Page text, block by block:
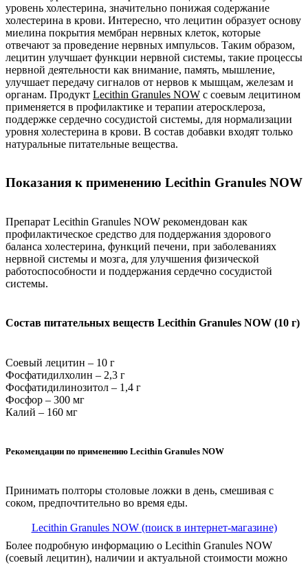
уровень холестерина, значительно понижая содержание
холестерина в крови. Интересно, что лецитин образует основу
миелина покрытия мембран нервных клеток, которые
отвечают за проведение нервных импульсов. Таким образом,
лецитин улучшает функции нервной системы, такие процессы
нервной деятельности как внимание, память, мышление,
улучшает передачу сигналов от нервов к мышцам, железам и
органам. Продукт Lecithin Granules NOW с соевым лецитином
применяется в профилактике и терапии атеросклероза,
поддержке сердечно сосудистой системы, для нормализации
уровня холестерина в крови. В состав добавки входят только
натуральные питательные вещества.
Показания к применению Lecithin Granules NOW
Препарат Lecithin Granules NOW рекомендован как
профилактическое средство для поддержания здорового
баланса холестерина, функций печени, при заболеваниях
нервной системы и мозга, для улучшения физической
работоспособности и поддержания сердечно сосудистой
системы.
Состав питательных веществ Lecithin Granules NOW (10 г)
Соевый лецитин – 10 г
Фосфатидилхолин – 2,3 г
Фосфатидилинозитол – 1,4 г
Фосфор – 300 мг
Калий – 160 мг
Рекомендации по применению Lecithin Granules NOW
Принимать полторы столовые ложки в день, смешивая с
соком, предпочтительно во время еды.
Lecithin Granules NOW (поиск в интернет-магазине)
Более подробную информацию о Lecithin Granules NOW
(соевый лецитин), наличии и актуальной стоимости можно